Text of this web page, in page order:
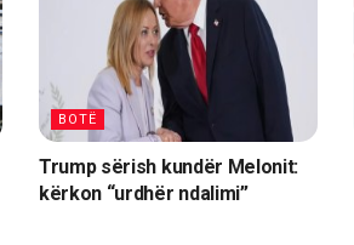
BOTË
Trump sërish kundër Melonit:
kërkon “urdhër ndalimi”